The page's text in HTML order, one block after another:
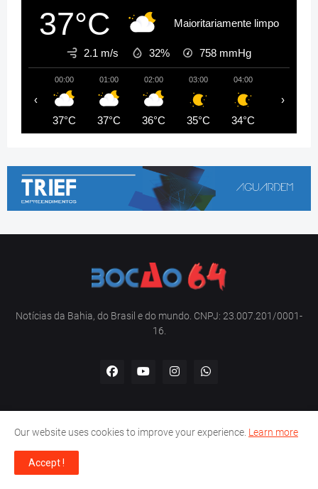
37°C Maioritariamente limpo
2.1 m/s 32% 758 mmHg
00:00
37°C
01:00
37°C
02:00
36°C
03:00
35°C
04:00
34°C
‹ ›
Notícias da Bahia, do Brasil e do mundo. CNPJ: 23.007.201/0001-
16.
Home Sobre nós Contato Política de privacidade
Our website uses cookies to improve your experience. Learn more
Accept !